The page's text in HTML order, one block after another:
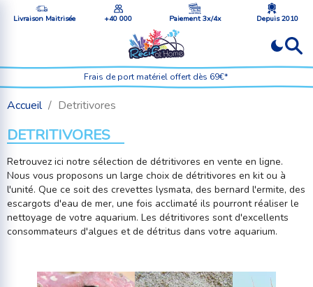
Livraison Maitrisée +40 000 Paiement 3x/4x Depuis 2010
Frais de port matériel offert dès 69€*
Accueil Detritivores
DETRITIVORES
Retrouvez ici notre sélection de détritivores en vente en ligne.
Nous vous proposons un large choix de détritivores en kit ou à
l'unité. Que ce soit des crevettes lysmata, des bernard l'ermite, des
escargots d'eau de mer, une fois acclimaté ils pourront réaliser le
nettoyage de votre aquarium. Les détritivores sont d'excellents
consommateurs d'algues et de détritus dans votre aquarium.